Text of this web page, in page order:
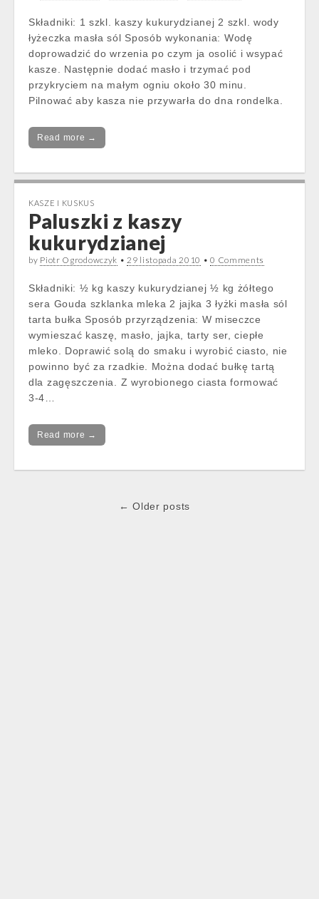
Składniki: 1 szkl. kaszy kukurydzianej 2 szkl. wody
łyżeczka masła sól Sposób wykonania: Wodę
doprowadzić do wrzenia po czym ja osolić i wsypać
kasze. Następnie dodać masło i trzymać pod
przykryciem na małym ogniu około 30 minu.
Pilnować aby kasza nie przywarła do dna rondelka.
Read more →
KASZE I KUSKUS
Paluszki z kaszy
kukurydzianej
by Piotr Ogrodowczyk •29 listopada 2010 •0 Comments
Składniki: ½ kg kaszy kukurydzianej ½ kg żółtego
sera Gouda szklanka mleka 2 jajka 3 łyżki masła sól
tarta bułka Sposób przyrządzenia: W miseczce
wymieszać kaszę, masło, jajka, tarty ser, ciepłe
mleko. Doprawić solą do smaku i wyrobić ciasto, nie
powinno być za rzadkie. Można dodać bułkę tartą
dla zagęszczenia. Z wyrobionego ciasta formować
3-4…
Read more →
← Older posts